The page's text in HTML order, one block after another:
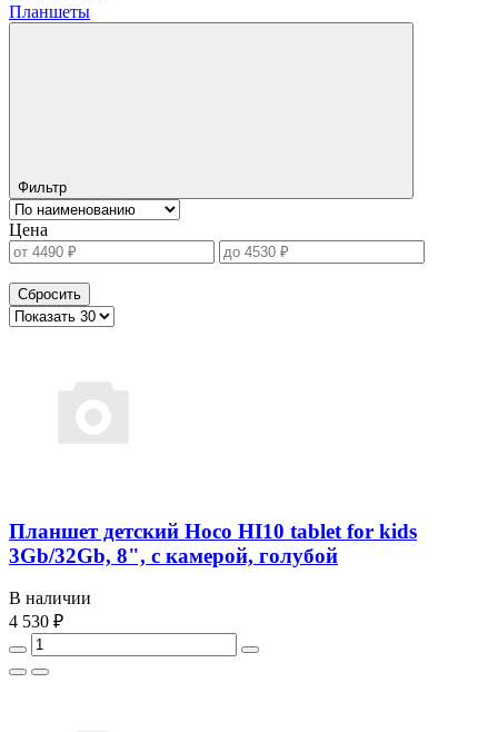
Планшеты
Фильтр
Цена
Сбросить
Планшет детский Hoco HI10 tablet for kids
3Gb/32Gb, 8", с камерой, голубой
В наличии
4 530 ₽